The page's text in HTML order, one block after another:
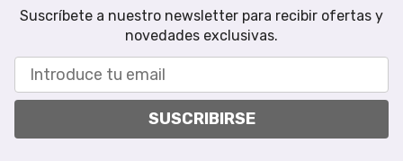
Suscríbete a nuestro newsletter para recibir ofertas y
novedades exclusivas.
SUSCRIBIRSE